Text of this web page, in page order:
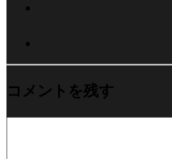
コメントを残す